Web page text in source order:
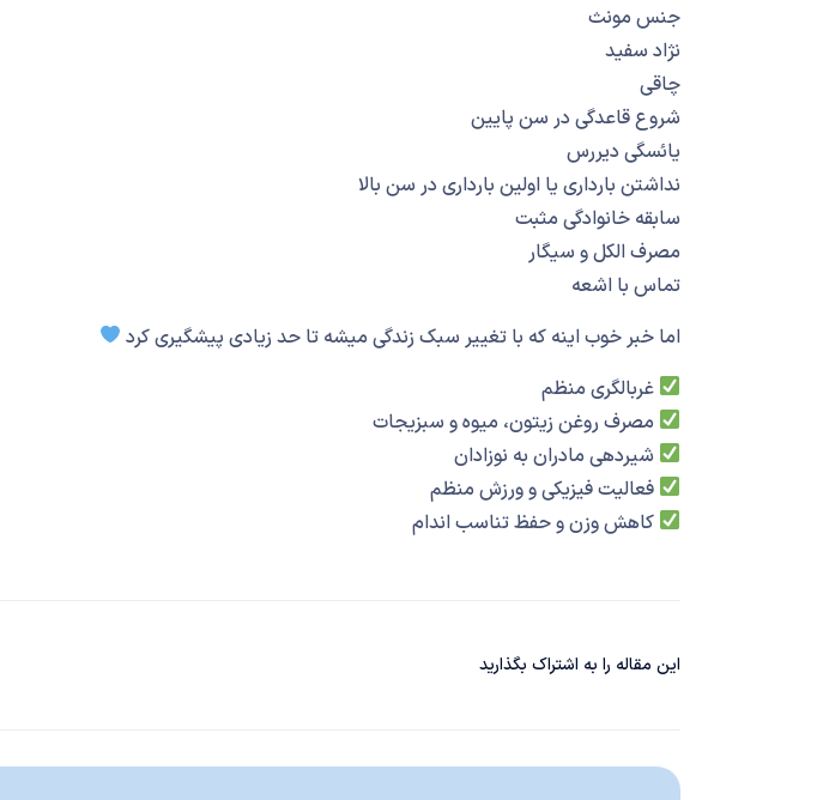
جنس مونث
نژاد سفید
چاقی
شروع قاعدگی در سن پایین
یائسگی دیررس
نداشتن بارداری یا اولین بارداری در سن بالا
سابقه خانوادگی مثبت
مصرف الکل و سیگار
تماس با اشعه
اما خبر خوب اینه که با تغییر سبک زندگی میشه تا حد زیادی پیشگیری کرد
غربالگری منظم
مصرف روغن زیتون، میوه و سبزیجات
شیردهی مادران به نوزادان
فعالیت فیزیکی و ورزش منظم
کاهش وزن و حفظ تناسب اندام
این مقاله را به اشتراک بگذارید